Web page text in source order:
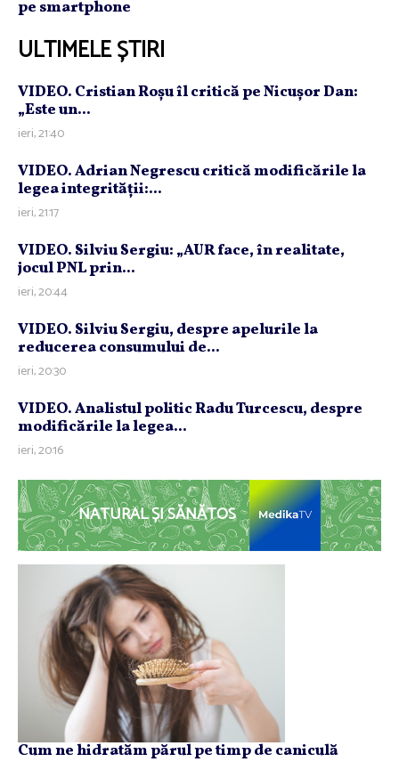
pe smartphone
ULTIMELE ȘTIRI
VIDEO. Cristian Roşu îl critică pe Nicuşor Dan:
„Este un...
ieri, 21:40
VIDEO. Adrian Negrescu critică modificările la
legea integrităţii:...
ieri, 21:17
VIDEO. Silviu Sergiu: „AUR face, în realitate,
jocul PNL prin...
ieri, 20:44
VIDEO. Silviu Sergiu, despre apelurile la
reducerea consumului de...
ieri, 20:30
VIDEO. Analistul politic Radu Turcescu, despre
modificările la legea...
ieri, 20:16
NATURAL ȘI SĂNĂTOS
Cum ne hidratăm părul pe timp de caniculă